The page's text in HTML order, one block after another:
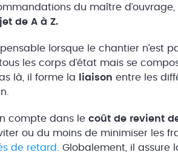
du maître d’ouvrage,
de A à Z.
lorsque le chantier n’est
les corps d’état mais se
là, il forme la liaison entre les
compte dans le coût de revient
ou du moins de minimiser les
de retard . Globalement, il assure